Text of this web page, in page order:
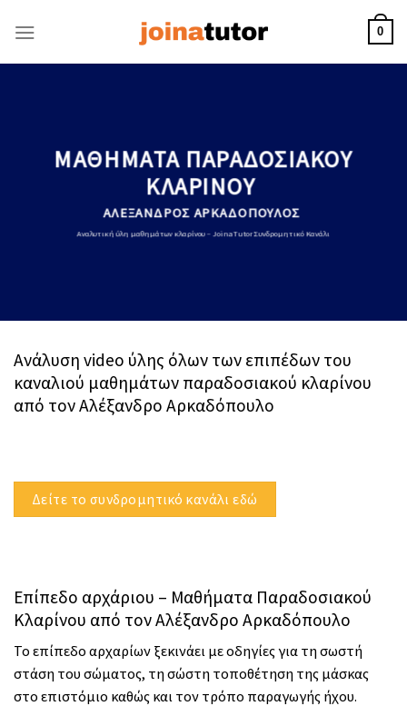
0
ΜΑΘΗΜΑΤΑ ΠΑΡΑΔΟΣΙΑΚΟΥ
ΚΛΑΡΙΝΟΥ
ΑΛΕΞΑΝΔΡΟΣ ΑΡΚΑΔΟΠΟΥΛΟΣ
Αναλυτική ύλη μαθημάτων κλαρίνου – JoinaTutor Συνδρομητικό Κανάλι
Ανάλυση video ύλης όλων των επιπέδων του
καναλιού μαθημάτων παραδοσιακού κλαρίνου
από τον Αλέξανδρο Αρκαδόπουλο
Δείτε το συνδρομητικό κανάλι εδώ
Επίπεδο αρχάριου – Μαθήματα Παραδοσιακού
Κλαρίνου από τoν Αλέξανδρο Αρκαδόπουλο
Το επίπεδο αρχαρίων ξεκινάει με οδηγίες για τη σωστή
στάση του σώματος, τη σώστη τοποθέτηση της μάσκας
στο επιστόμιο καθώς και τον τρόπο παραγωγής ήχου.